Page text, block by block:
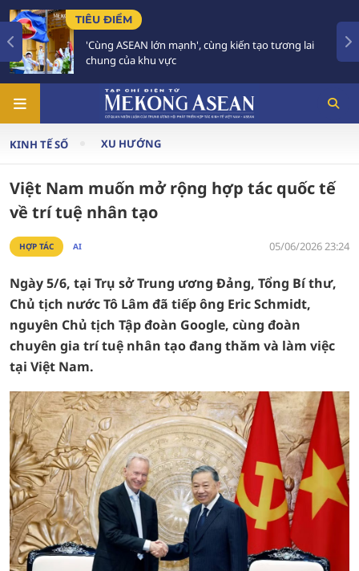
cùng kiến tạo tương lai
59 năm ASEAN: Giữ
KINH TẾ SỐ XU HƯỚNG
Việt Nam muốn mở rộng hợp tác quốc tế
về trí tuệ nhân tạo
HỢP TÁC AI 05/06/2026 23:24
Ngày 5/6, tại Trụ sở Trung ương Đảng, Tổng Bí thư,
Chủ tịch nước Tô Lâm đã tiếp ông Eric Schmidt,
nguyên Chủ tịch Tập đoàn Google, cùng đoàn
chuyên gia trí tuệ nhân tạo đang thăm và làm việc
tại Việt Nam.